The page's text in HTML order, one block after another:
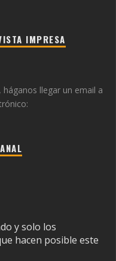
IMPRESA
háganos llegar un email a
y solo los
hacen posible este